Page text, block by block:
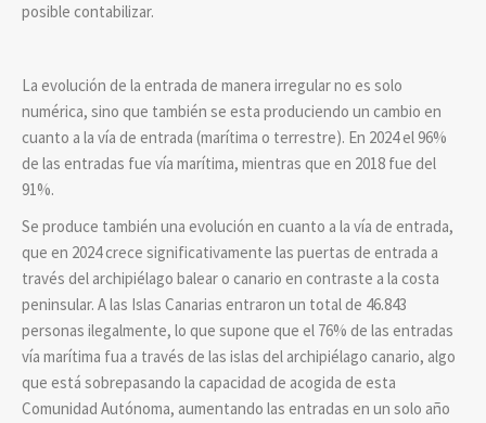
posible contabilizar.
La evolución de la entrada de manera irregular no es solo
numérica, sino que también se esta produciendo un cambio en
cuanto a la vía de entrada (marítima o terrestre). En 2024 el 96%
de las entradas fue vía marítima, mientras que en 2018 fue del
91%.
Se produce también una evolución en cuanto a la vía de entrada,
que en 2024 crece significativamente las puertas de entrada a
través del archipiélago balear o canario en contraste a la costa
peninsular. A las Islas Canarias entraron un total de 46.843
personas ilegalmente, lo que supone que el 76% de las entradas
vía marítima fua a través de las islas del archipiélago canario, algo
que está sobrepasando la capacidad de acogida de esta
Comunidad Autónoma, aumentando las entradas en un solo año